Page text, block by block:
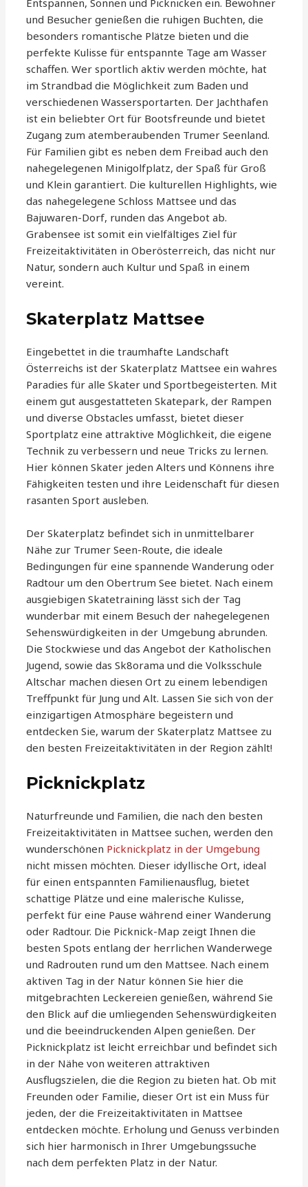
Entspannen, Sonnen und Picknicken ein. Bewohner
und Besucher genießen die ruhigen Buchten, die
besonders romantische Plätze bieten und die
perfekte Kulisse für entspannte Tage am Wasser
schaffen. Wer sportlich aktiv werden möchte, hat
im Strandbad die Möglichkeit zum Baden und
verschiedenen Wassersportarten. Der Jachthafen
ist ein beliebter Ort für Bootsfreunde und bietet
Zugang zum atemberaubenden Trumer Seenland.
Für Familien gibt es neben dem Freibad auch den
nahegelegenen Minigolfplatz, der Spaß für Groß
und Klein garantiert. Die kulturellen Highlights, wie
das nahegelegene Schloss Mattsee und das
Bajuwaren-Dorf, runden das Angebot ab.
Grabensee ist somit ein vielfältiges Ziel für
Freizeitaktivitäten in Oberösterreich, das nicht nur
Natur, sondern auch Kultur und Spaß in einem
vereint.
Skaterplatz Mattsee
Eingebettet in die traumhafte Landschaft
Österreichs ist der Skaterplatz Mattsee ein wahres
Paradies für alle Skater und Sportbegeisterten. Mit
einem gut ausgestatteten Skatepark, der Rampen
und diverse Obstacles umfasst, bietet dieser
Sportplatz eine attraktive Möglichkeit, die eigene
Technik zu verbessern und neue Tricks zu lernen.
Hier können Skater jeden Alters und Könnens ihre
Fähigkeiten testen und ihre Leidenschaft für diesen
rasanten Sport ausleben.
Der Skaterplatz befindet sich in unmittelbarer
Nähe zur Trumer Seen-Route, die ideale
Bedingungen für eine spannende Wanderung oder
Radtour um den Obertrum See bietet. Nach einem
ausgiebigen Skatetraining lässt sich der Tag
wunderbar mit einem Besuch der nahegelegenen
Sehenswürdigkeiten in der Umgebung abrunden.
Die Stockwiese und das Angebot der Katholischen
Jugend, sowie das Sk8orama und die Volksschule
Altschar machen diesen Ort zu einem lebendigen
Treffpunkt für Jung und Alt. Lassen Sie sich von der
einzigartigen Atmosphäre begeistern und
entdecken Sie, warum der Skaterplatz Mattsee zu
den besten Freizeitaktivitäten in der Region zählt!
Picknickplatz
Naturfreunde und Familien, die nach den besten
Freizeitaktivitäten in Mattsee suchen, werden den
wunderschönen Picknickplatz in der Umgebung
nicht missen möchten. Dieser idyllische Ort, ideal
für einen entspannten Familienausflug, bietet
schattige Plätze und eine malerische Kulisse,
perfekt für eine Pause während einer Wanderung
oder Radtour. Die Picknick-Map zeigt Ihnen die
besten Spots entlang der herrlichen Wanderwege
und Radrouten rund um den Mattsee. Nach einem
aktiven Tag in der Natur können Sie hier die
mitgebrachten Leckereien genießen, während Sie
den Blick auf die umliegenden Sehenswürdigkeiten
und die beeindruckenden Alpen genießen. Der
Picknickplatz ist leicht erreichbar und befindet sich
in der Nähe von weiteren attraktiven
Ausflugszielen, die die Region zu bieten hat. Ob mit
Freunden oder Familie, dieser Ort ist ein Muss für
jeden, der die Freizeitaktivitäten in Mattsee
entdecken möchte. Erholung und Genuss verbinden
sich hier harmonisch in Ihrer Umgebungssuche
nach dem perfekten Platz in der Natur.